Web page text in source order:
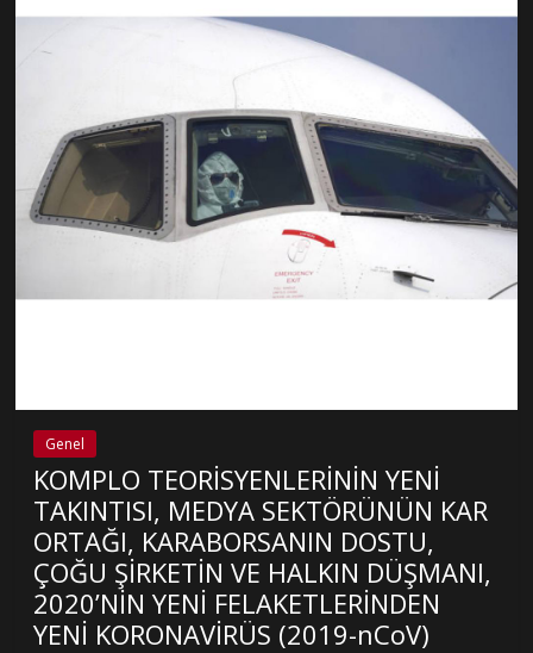
Genel
KOMPLO TEORİSYENLERİNİN YENİ
TAKINTISI, MEDYA SEKTÖRÜNÜN KAR
ORTAĞI, KARABORSANIN DOSTU,
ÇOĞU ŞİRKETİN VE HALKIN DÜŞMANI,
2020’NİN YENİ FELAKETLERİNDEN
YENİ KORONAVİRÜS (2019-nCoV)